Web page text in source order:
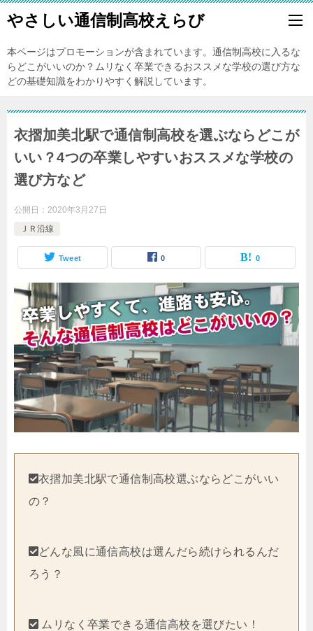
やさしい通信制高校えらび
本ページはプロモーションが含まれています。通信制高校に入るな
らどこがいいのか？ムリなく卒業できるおススメな学校の選び方な
どの基礎知識をわかりやすく解説しています。
衣摺加美北駅で通信制高校を選ぶならどこが
いい？4つの卒業しやすいおススメな学校の
選び方など
公開日： 2020年3月27日
ＪＲ沿線
Tweet 0 0
衣摺加美北駅で通信制高校選ぶならどこがいい
の？
どんな風に通信高校は選んだら続けられるんだ
ろう？
ムリなく卒業できる通信高校を選びたい！